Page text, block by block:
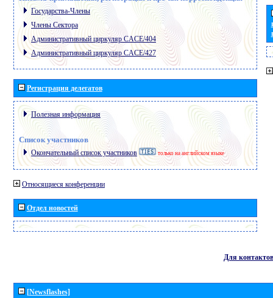
Государства-Члены
Члены Сектора
Административный циркуляр CACE/404
Административный циркуляр CACE/427
Регистрация делегатов
Полезная информация
Список участников
Окончательный список участников только на английском языке
Относящиеся конференции
Отдел новостей
Для контактов
[Newsflashes]